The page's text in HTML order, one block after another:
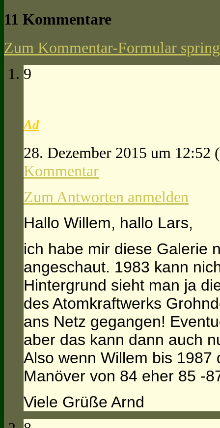
11 Kommentare
Zum Kommentar-Formular
9
Ad
28. Dezember 2015 um 12:52
Kommentar
Zum Antworten anmelden
Hallo Willem, hallo Lars,
ich habe mir diese Galerie
angeschaut. 1983 kann
Hintergrund sieht man ja
des Atomkraftwerks
ans Netz gegangen!
aber das kann dann auch
Also wenn Willem bis 1987
Manöver von 84 eher 85 -
Viele Grüße Arnd